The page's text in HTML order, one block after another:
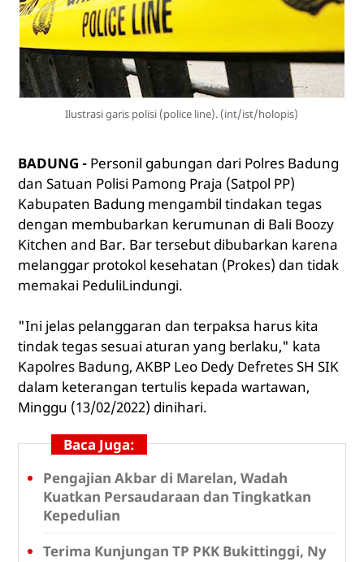
Ilustrasi garis polisi (police line). (int/ist/holopis)
BADUNG - Personil gabungan dari Polres Badung
dan Satuan Polisi Pamong Praja (Satpol PP)
Kabupaten Badung mengambil tindakan tegas
dengan membubarkan kerumunan di Bali Boozy
Kitchen and Bar. Bar tersebut dibubarkan karena
melanggar protokol kesehatan (Prokes) dan tidak
memakai PeduliLindungi.
"Ini jelas pelanggaran dan terpaksa harus kita
tindak tegas sesuai aturan yang berlaku," kata
Kapolres Badung, AKBP Leo Dedy Defretes SH SIK
dalam keterangan tertulis kepada wartawan,
Minggu (13/02/2022) dinihari.
Baca Juga:
Pengajian Akbar di Marelan, Wadah
Kuatkan Persaudaraan dan Tingkatkan
Kepedulian
Terima Kunjungan TP PKK Bukittinggi, Ny